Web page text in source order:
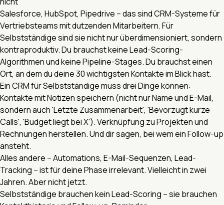
Salesforce, HubSpot, Pipedrive – das sind CRM-Systeme für
Vertriebsteams mit dutzenden Mitarbeitern. Für
Selbstständige sind sie nicht nur überdimensioniert, sondern
kontraproduktiv. Du brauchst keine Lead-Scoring-
Algorithmen und keine Pipeline-Stages. Du brauchst einen
Ort, an dem du deine 30 wichtigsten Kontakte im Blick hast.
Ein CRM für Selbstständige muss drei Dinge können:
Kontakte mit Notizen speichern (nicht nur Name und E-Mail,
sondern auch 'Letzte Zusammenarbeit', 'Bevorzugt kurze
Calls', 'Budget liegt bei X'). Verknüpfung zu Projekten und
Rechnungen herstellen. Und dir sagen, bei wem ein Follow-up
ansteht.
Alles andere – Automations, E-Mail-Sequenzen, Lead-
Tracking – ist für deine Phase irrelevant. Vielleicht in zwei
Jahren. Aber nicht jetzt.
Selbstständige brauchen kein Lead-Scoring – sie brauchen